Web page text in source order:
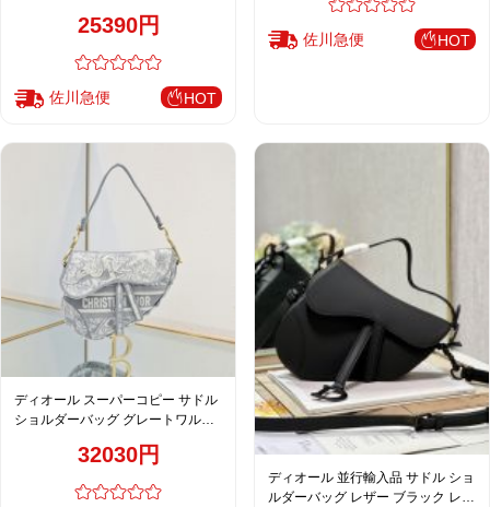
25390円
佐川急便 HOT
佐川急便 HOT
ディオール スーパーコピー サドル
ショルダーバッグ グレートワル刺
32030円
ディオール 並行輸入品 サドル ショ
ルダーバッグ レザー ブラック レデ